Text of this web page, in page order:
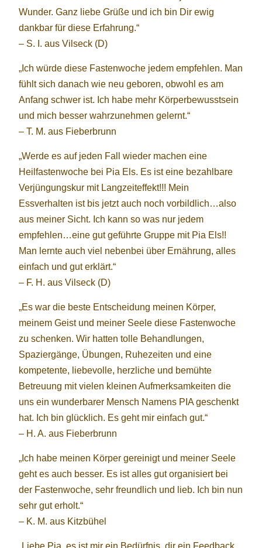
Wunder. Ganz liebe Grüße und ich bin Dir ewig
dankbar für diese Erfahrung.“
– S. I. aus Vilseck (D)
„Ich würde diese Fastenwoche jedem empfehlen. Man
fühlt sich danach wie neu geboren, obwohl es am
Anfang schwer ist. Ich habe mehr Körperbewusstsein
und mich besser wahrzunehmen gelernt.“
– T. M. aus Fieberbrunn
„Werde es auf jeden Fall wieder machen eine
Heilfastenwoche bei Pia Els. Es ist eine bezahlbare
Verjüngungskur mit Langzeiteffekt!!! Mein
Essverhalten ist bis jetzt auch noch vorbildlich…also
aus meiner Sicht. Ich kann so was nur jedem
empfehlen…eine gut geführte Gruppe mit Pia Els!!
Man lernte auch viel nebenbei über Ernährung, alles
einfach und gut erklärt.“
– F. H. aus Vilseck (D)
„Es war die beste Entscheidung meinen Körper,
meinem Geist und meiner Seele diese Fastenwoche
zu schenken. Wir hatten tolle Behandlungen,
Spaziergänge, Übungen, Ruhezeiten und eine
kompetente, liebevolle, herzliche und bemühte
Betreuung mit vielen kleinen Aufmerksamkeiten die
uns ein wunderbarer Mensch Namens PIA geschenkt
hat. Ich bin glücklich. Es geht mir einfach gut.“
– H. A. aus Fieberbrunn
„Ich habe meinen Körper gereinigt und meiner Seele
geht es auch besser. Es ist alles gut organisiert bei
der Fastenwoche, sehr freundlich und lieb. Ich bin nun
sehr gut erholt.“
– K. M. aus Kitzbühel
„Liebe Pia, es ist mir ein Bedürfnis, dir ein Feedback